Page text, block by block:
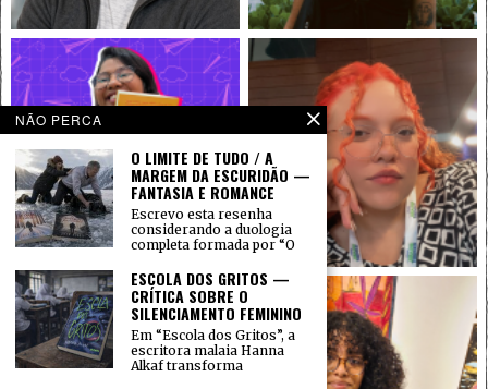
NÃO PERCA
O LIMITE DE TUDO / A
MARGEM DA ESCURIDÃO —
FANTASIA E ROMANCE
Escrevo esta resenha
considerando a duologia
completa formada por “O
ESCOLA DOS GRITOS —
CRÍTICA SOBRE O
SILENCIAMENTO FEMININO
Em “Escola dos Gritos”, a
escritora malaia Hanna
Alkaf transforma